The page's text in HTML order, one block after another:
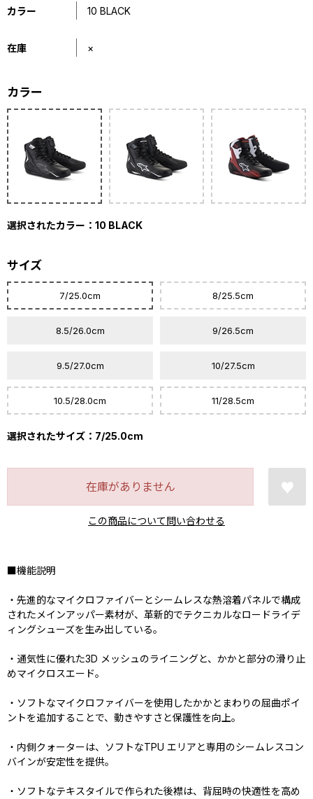
カラー 10 BLACK
在庫 ×
カラー
選択されたカラー：10 BLACK
サイズ
7/25.0cm 8/25.5cm
8.5/26.0cm 9/26.5cm
9.5/27.0cm 10/27.5cm
10.5/28.0cm 11/28.5cm
選択されたサイズ：7/25.0cm
在庫がありません
この商品について問い合わせる
■機能説明
・先進的なマイクロファイバーとシームレスな熱溶着パネルで構成
されたメインアッパー素材が、革新的でテクニカルなロードライデ
ィングシューズを生み出している。
・通気性に優れた3D メッシュのライニングと、かかと部分の滑り止
めマイクロスエード。
・ソフトなマイクロファイバーを使用したかかとまわりの屈曲ポイ
ントを追加することで、動きやすさと保護性を向上。
・内側クォーターは、ソフトなTPU エリアと専用のシームレスコン
バインが安定性を提供。
・ソフトなテキスタイルで作られた後襟は、背屈時の快適性を高め